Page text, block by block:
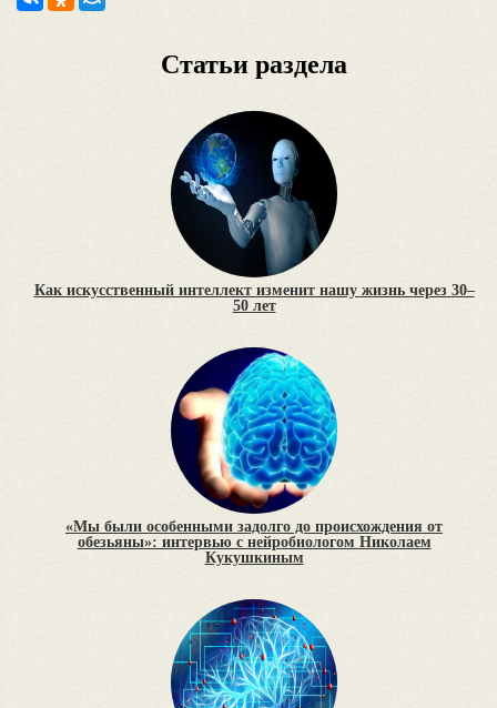
Статьи раздела
Как искусственный интеллект изменит нашу жизнь через 30–
50 лет
«Мы были особенными задолго до происхождения от
обезьяны»: интервью с нейробиологом Николаем
Кукушкиным